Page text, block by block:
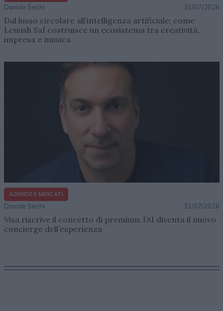
Davide Sechi 31/07/2026
Dal lusso circolare all’intelligenza artificiale: come
Lenush Saf costruisce un ecosistema tra creatività,
impresa e musica
AZIENDE E MERCATI
Davide Sechi 31/07/2026
Visa riscrive il concetto di premium: l’AI diventa il nuovo
concierge dell’esperienza